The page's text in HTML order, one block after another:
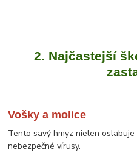
2. Najčastejší
Vošky a molice
Tento savý hmyz nielen
nebezpečné vírusy.